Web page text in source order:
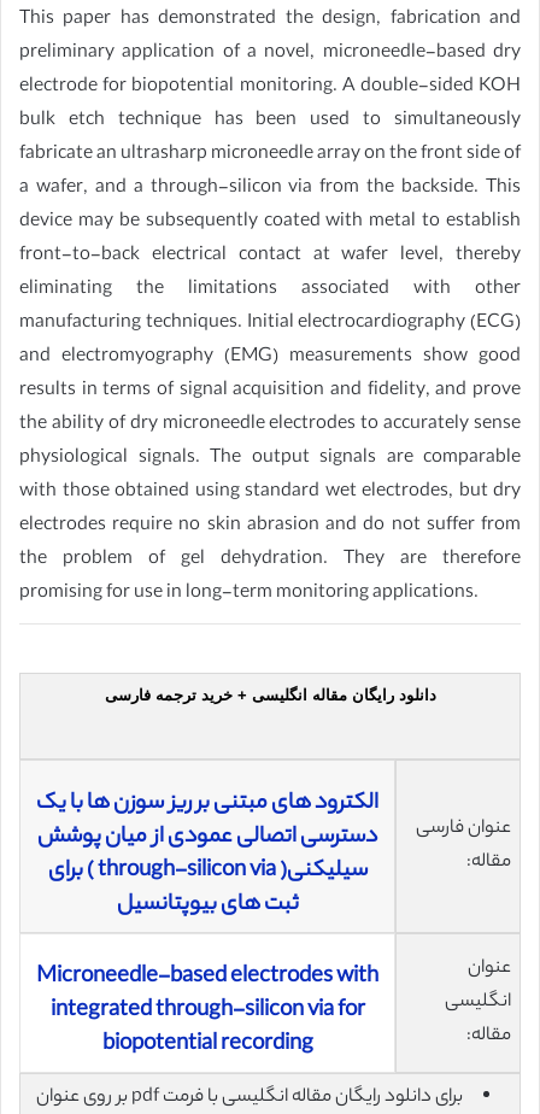
This paper has demonstrated the design, fabrication and
preliminary application of a novel, microneedle-based dry
electrode for biopotential monitoring. A double-sided KOH
bulk etch technique has been used to simultaneously
fabricate an ultrasharp microneedle array on the front side of
a wafer, and a through-silicon via from the backside. This
device may be subsequently coated with metal to establish
front-to-back electrical contact at wafer level, thereby
eliminating the limitations associated with other
manufacturing techniques. Initial electrocardiography (ECG)
and electromyography (EMG) measurements show good
results in terms of signal acquisition and fidelity, and prove
the ability of dry microneedle electrodes to accurately sense
physiological signals. The output signals are comparable
with those obtained using standard wet electrodes, but dry
electrodes require no skin abrasion and do not suffer from
the problem of gel dehydration. They are therefore
promising for use in long-term monitoring applications.
دانلود رایگان مقاله انگلیسی + خرید ترجمه فارسی
عنوان فارسی
مقاله:
الکترود های مبتنی بر ریز سوزن ها با یک
دسترسی اتصالی عمودی از میان پوشش
سیلیکنی( through-silicon via ) برای
ثبت های بیوپتانسیل
عنوان
انگلیسی
مقاله:
Microneedle-based electrodes with
integrated through-silicon via for
biopotential recording
برای دانلود رایگان مقاله انگلیسی با فرمت pdf بر روی عنوان